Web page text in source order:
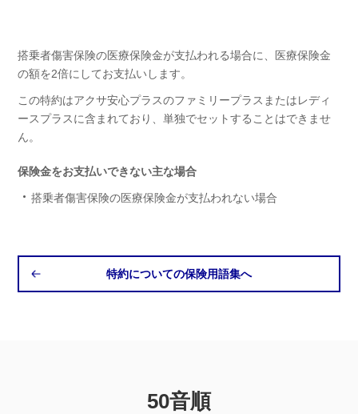
搭乗者傷害保険の医療保険金が支払われる場合に、医療保険金
の額を2倍にしてお支払いします。
この特約はアクサ安心プラスのファミリープラスまたはレディ
ースプラスに含まれており、単独でセットすることはできませ
ん。
保険金をお支払いできない主な場合
搭乗者傷害保険の医療保険金が支払われない場合
特約についての保険用語集へ
50音順